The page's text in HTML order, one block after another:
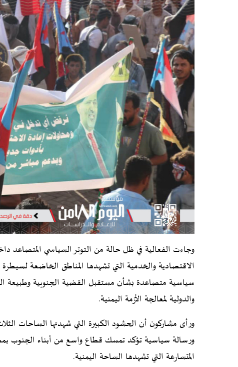
وجاءت الفعالية في ظل حالة من التوتر السياسي المتصاعد
الاقتصادية والخدمية التي تشهدها المناطق الخاضعة
سياسية متصاعدة بشأن مستقبل القضية الجنوبية وطبيعة
والدولية لمعالجة الأزمة اليمنية.
ورأى مشاركون أن الحشود الكبيرة التي شهدتها الساحات
ورسالة سياسية تؤكد تمسك قطاع واسع من أبناء الجنوب
المتسارعة التي تشهدها الساحة اليمنية.